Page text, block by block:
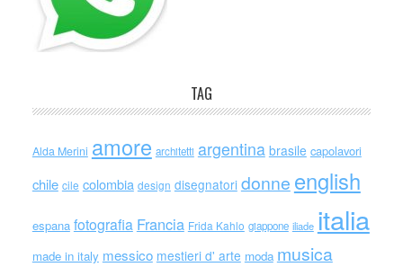
TAG
Alda Merini amore architetti argentina brasile capolavori
chile cile colombia design disegnatori donne english
espana fotografia Francia Frida Kahlo giappone iliade italia
made in italy messico mestieri d' arte moda musica